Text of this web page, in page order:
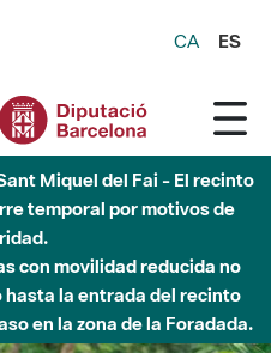
CA ES
Miquel del Fai - El recinto
temporal por motivos de
con movilidad reducida no
la entrada del recinto
en la zona de la Foradada.